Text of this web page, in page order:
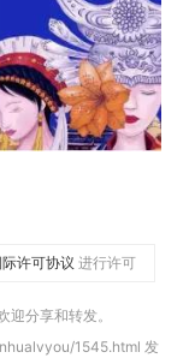
许可协议 进行许可
迎分享和转发。
1545.html 发